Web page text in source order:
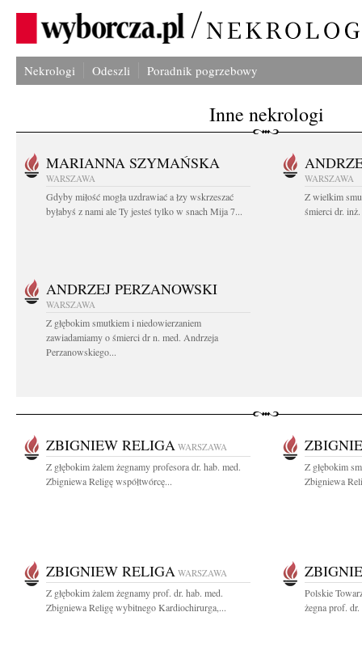
Nekrologi Odeszli Poradnik pogrzebowy
Inne nekrologi
MARIANNA SZYMAŃSKA
WARSZAWA
Gdyby miłość mogła uzdrawiać a łzy wskrzeszać
byłabyś z nami ale Ty jesteś tylko w snach Mija 7...
WARSZAWA
Z wielkim
śmierci dr.
ANDRZEJ PERZANOWSKI
WARSZAWA
Z głębokim smutkiem i niedowierzaniem
zawiadamiamy o śmierci dr n. med. Andrzeja
Perzanowskiego...
ZBIGNIEW RELIGA WARSZAWA
Z głębokim żalem żegnamy profesora dr. hab. med.
Zbigniewa Religę współtwórcę...
Z głębokim
Zbigniewa
ZBIGNIEW RELIGA WARSZAWA
Z głębokim żalem żegnamy prof. dr. hab. med.
Zbigniewa Religę wybitnego Kardiochirurga,...
Polskie
żegna prof.